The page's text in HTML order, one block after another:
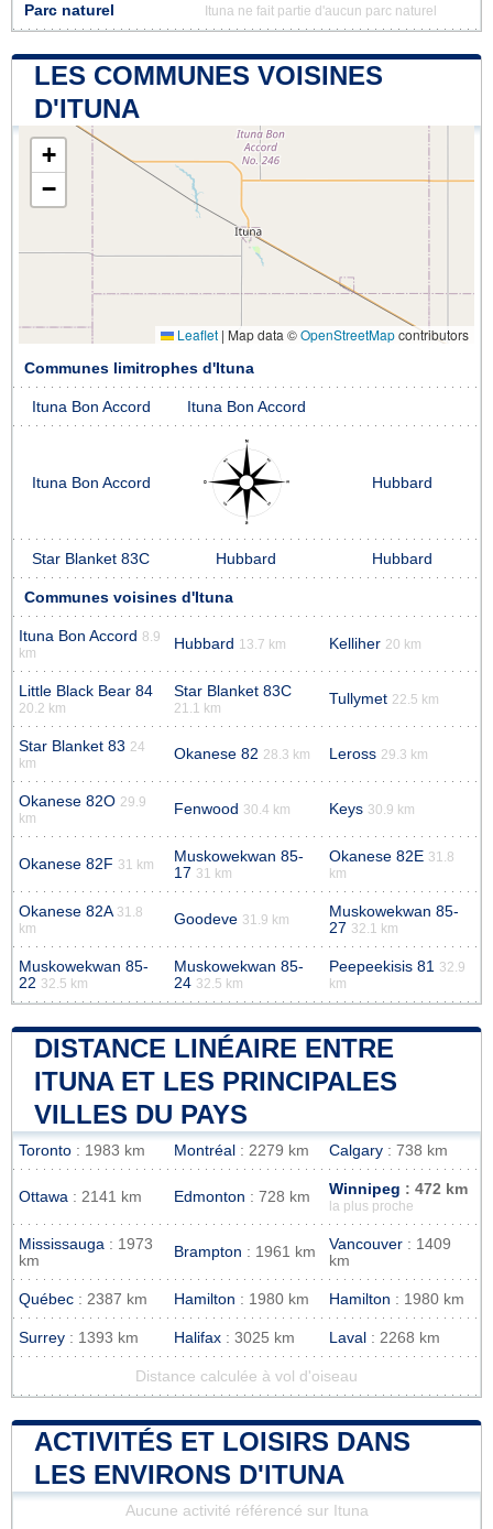
Parc naturel Ituna ne fait partie d'aucun parc naturel
LES COMMUNES VOISINES
D'ITUNA
+
−
Leaflet | Map data ©OpenStreetMapcontributors
Communes limitrophes d'Ituna
Ituna Bon Accord Ituna Bon Accord
Ituna Bon Accord Hubbard
Star Blanket 83C Hubbard Hubbard
Communes voisines d'Ituna
Ituna Bon Accord 8.9
km
Hubbard 13.7 km Kelliher 20 km
Little Black Bear 84
20.2 km
Star Blanket 83C
21.1 km
Tullymet 22.5 km
Star Blanket 83 24
km
Okanese 82 28.3 km Leross 29.3 km
Okanese 82O 29.9
km
Fenwood 30.4 km Keys 30.9 km
Okanese 82F 31 km
Muskowekwan 85-
17 31 km
Okanese 82E 31.8
km
Okanese 82A 31.8
km
Goodeve 31.9 km
Muskowekwan 85-
27 32.1 km
Muskowekwan 85-
22 32.5 km
Muskowekwan 85-
24 32.5 km
Peepeekisis 81
32.9
km
DISTANCE LINÉAIRE ENTRE
ITUNA ET LES PRINCIPALES
VILLES DU PAYS
Toronto : 1983 km Montréal : 2279 km Calgary : 738 km
Ottawa : 2141 km Edmonton : 728 km Winnipeg : 472 km
la plus proche
Mississauga : 1973
km
Brampton : 1961 km Vancouver : 1409
km
Québec : 2387 km Hamilton : 1980 km Hamilton : 1980 km
Surrey : 1393 km Halifax : 3025 km Laval : 2268 km
Distance calculée à vol d'oiseau
ACTIVITÉS ET LOISIRS DANS
LES ENVIRONS D'ITUNA
Aucune activité référencé sur Ituna